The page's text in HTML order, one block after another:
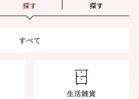
探す
探す
すべて
生活雑貨